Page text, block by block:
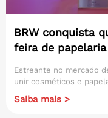
BRW conquista
feira de
Estreante no mercado
unir cosméticos e
Saiba mais >